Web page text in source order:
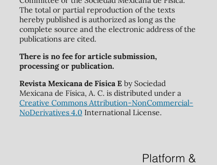
The total or partial reproduction of the texts
hereby published is authorized as long as the
complete source and the electronic address of the
publications are cited.
There is no fee for article submission,
processing or publication.
Revista Mexicana de Física Eby Sociedad
Mexicana de Física, A. C. is distributed under a
Creative Commons Attribution-NonCommercial-
NoDerivatives 4.0 International License.